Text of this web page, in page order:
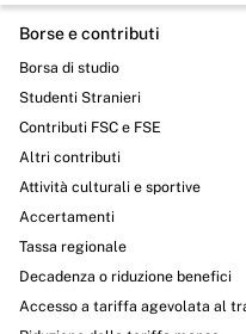
Controlli e rilievi
Servizi erogati
Pagamenti
Opere pubbliche
Pianificazione e
Informazioni
Interventi
Borse e contributi
Borsa di studio
Studenti Stranieri
Contributi FSC e FSE
Altri contributi
Attività culturali e sportive
Accertamenti
Tassa regionale
Decadenza o riduzione benefici
Accesso a tariffa agevolata al